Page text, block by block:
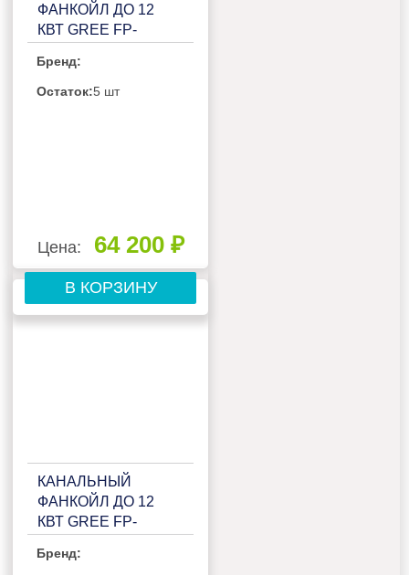
ФАНКОЙЛ ДО 12
КВТ GREE FP-
Бренд:
Остаток:5 шт
Цена: 64 200 ₽
В КОРЗИНУ
КАНАЛЬНЫЙ
ФАНКОЙЛ ДО 12
КВТ GREE FP-
Бренд: